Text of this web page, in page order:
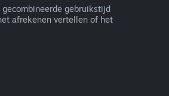
gebruikstijd
afrekenen vertellen of het